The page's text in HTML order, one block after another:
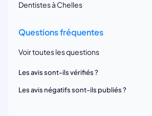
Dentistes à Chelles
Questions fréquentes
Voir toutes les questions
Les avis sont-ils vérifiés ?
Les avis négatifs sont-ils publiés ?